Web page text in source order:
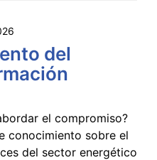
del
el compromiso?
conocimiento sobre el
del sector energético